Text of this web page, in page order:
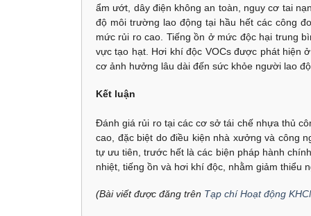
ẩm ướt, dây điện không an toàn, nguy cơ tai
độ môi trường lao động tại hầu hết các công
mức rủi ro cao. Tiếng ồn ở mức độc hại trung
vực tạo hạt. Hơi khí độc VOCs được phát hiện
cơ ảnh hưởng lâu dài đến sức khỏe người lao
Kết luận
Đánh giá rủi ro tại các cơ sở tái chế nhựa thủ
cao, đặc biệt do điều kiện nhà xưởng và công
tự ưu tiên, trước hết là các biện pháp hành
nhiệt, tiếng ồn và hơi khí độc, nhằm giảm thiểu
(Bài viết được đăng trên Tạp chí Hoạt động